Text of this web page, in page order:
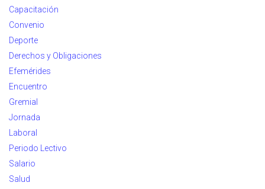
Capacitación
Convenio
Deporte
Derechos y Obligaciones
Efemérides
Encuentro
Gremial
Jornada
Laboral
Periodo Lectivo
Salario
Salud